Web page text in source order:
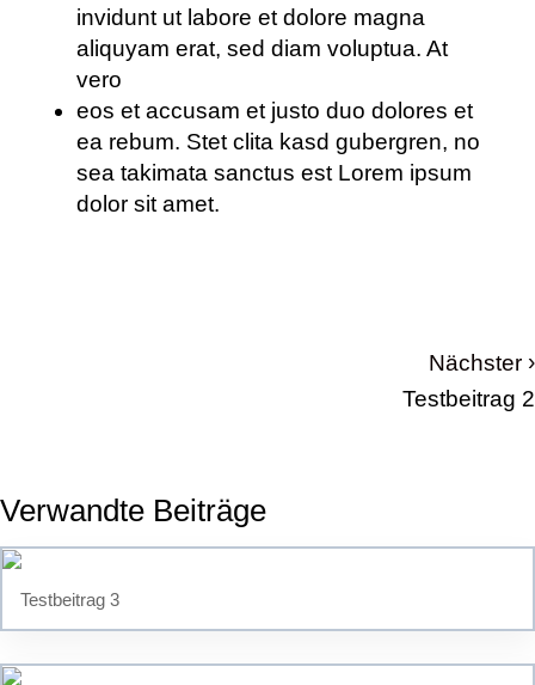
invidunt ut labore et dolore magna
aliquyam erat, sed diam voluptua. At
vero
eos et accusam et justo duo dolores et
ea rebum. Stet clita kasd gubergren, no
sea takimata sanctus est Lorem ipsum
dolor sit amet.
Nächster ›
Testbeitrag 2
Verwandte Beiträge
Testbeitrag 3